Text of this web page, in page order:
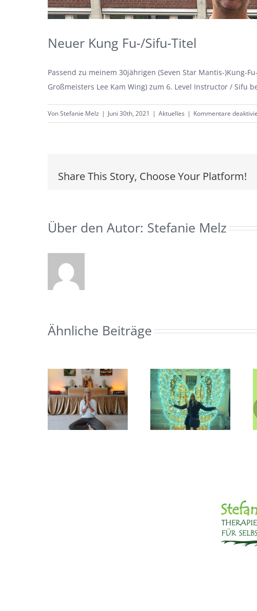
Neuer Kung Fu-/Sifu-Titel
Passend zu meinem 30jährigen (Seven Star Mantis-)Kung-
Großmeisters Lee Kam Wing) zum 6. Level Instructor / Sifu
VonStefanie Melz | Juni 30th, 2021 | Aktuelles | Kommentare
Share This Story, Choose Your Platform!
Über den Autor: Stefanie Melz
Ähnliche Beiträge
NEUBEGINN
2026
WEIHNACHTEN
ALLEINE –
NA UND?!